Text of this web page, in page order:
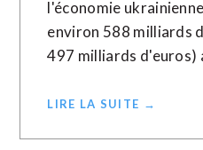
l'économie
environ 588 milliards
497 milliards d'euros)
LIRE LA SUITE →